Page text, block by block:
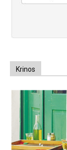
Krinos